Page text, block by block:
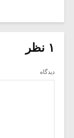
۱ نظر
دیدگاه